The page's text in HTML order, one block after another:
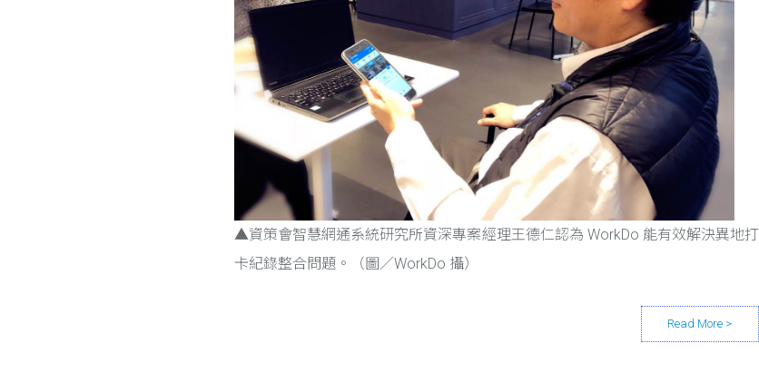
▲資策會智慧網通系統研究所資深專案經理王德仁認為 WorkDo 能有效解決異地打
卡紀錄整合問題。（圖／WorkDo 攝）